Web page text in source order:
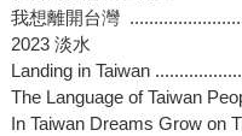
我想離開台灣
2023 淡水
Landing in Taiwan
The Language of Taiwan
In Taiwan Dreams Grow on